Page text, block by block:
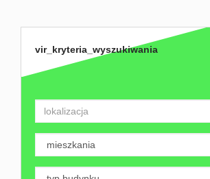
vir_kryteria_wyszukiwania